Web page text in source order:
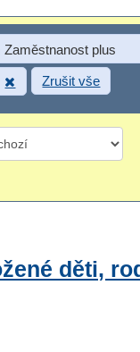
plus
Zrušit vše
děti,